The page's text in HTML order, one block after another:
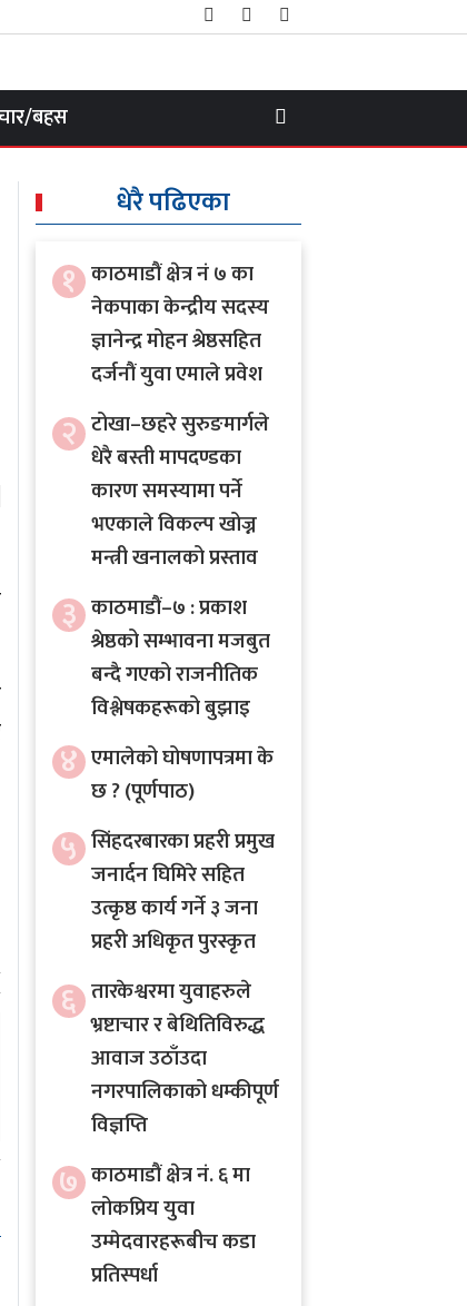
बहस
धेरै पढिएका
१ काठमाडौं क्षेत्र नं ७ का
नेकपाका केन्द्रीय सदस्य
ज्ञानेन्द्र मोहन श्रेष्ठसहित
दर्जनौं युवा एमाले प्रवेश
२ टोखा–छहरे सुरुङमार्गले
धेरै बस्ती मापदण्डका
कारण समस्यामा पर्ने
भएकाले विकल्प खोज्न
मन्त्री खनालको प्रस्ताव
३ काठमाडौं–७ : प्रकाश
श्रेष्ठको सम्भावना मजबुत
बन्दै गएको राजनीतिक
विश्लेषकहरूको बुझाइ
४ एमालेको घोषणापत्रमा के
छ ? (पूर्णपाठ)
५ सिंहदरबारका प्रहरी प्रमुख
जनार्दन घिमिरे सहित
उत्कृष्ठ कार्य गर्ने ३ जना
प्रहरी अधिकृत पुरस्कृत
६ तारकेश्वरमा युवाहरुले
भ्रष्टाचार र बेथितिविरुद्ध
आवाज उठाँउदा
नगरपालिकाको धम्कीपूर्ण
विज्ञप्ति
७ काठमाडौं क्षेत्र नं. ६ मा
लोकप्रिय युवा
उम्मेदवारहरूबीच कडा
प्रतिस्पर्धा